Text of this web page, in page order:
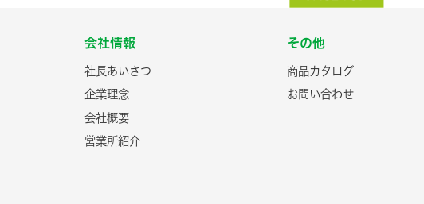
会社情報
社長あいさつ
企業理念
会社概要
営業所紹介
その他
商品カタログ
お問い合わせ